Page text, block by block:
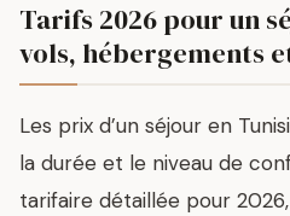
Tarifs 2026 pour un
vols, hébergements
Les prix d’un séjour en
la durée et le niveau de
tarifaire détaillée pour